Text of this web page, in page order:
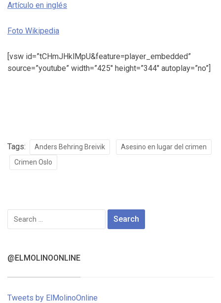
Artículo en inglés
Foto Wikipedia
[vsw id=”tCHmJHklMpU&feature=player_embedded”
source=”youtube” width=”425″ height=”344″ autoplay=”no”]
Tags: Anders Behring Breivik
Asesino en lugar del crimen
Crimen Oslo
Search
for:
@ELMOLINOONLINE
Tweets by ElMolinoOnline